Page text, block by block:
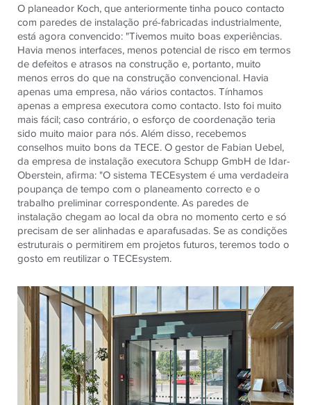
O planeador Koch, que anteriormente tinha pouco contacto
com paredes de instalação pré-fabricadas industrialmente,
está agora convencido: "Tivemos muito boas experiências.
Havia menos interfaces, menos potencial de risco em termos
de defeitos e atrasos na construção e, portanto, muito
menos erros do que na construção convencional. Havia
apenas uma empresa, não vários contactos. Tínhamos
apenas a empresa executora como contacto. Isto foi muito
mais fácil; caso contrário, o esforço de coordenação teria
sido muito maior para nós. Além disso, recebemos
conselhos muito bons da TECE. O gestor de Fabian Uebel,
da empresa de instalação executora Schupp GmbH de Idar-
Oberstein, afirma: "O sistema TECEsystem é uma verdadeira
poupança de tempo com o planeamento correcto e o
trabalho preliminar correspondente. As paredes de
instalação chegam ao local da obra no momento certo e só
precisam de ser alinhadas e aparafusadas. Se as condições
estruturais o permitirem em projetos futuros, teremos todo o
gosto em reutilizar o TECEsystem.